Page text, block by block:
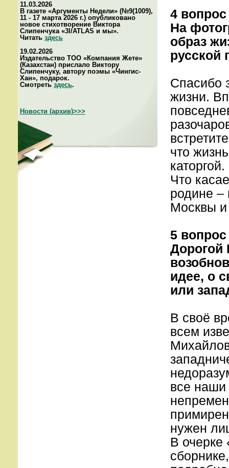
11.03.2026
В газете «Аргументы Недели» (№9(1009),
11 - 17 марта 2026 г.) опубликовано
новое стихотворение Виктора
Слипенчука «3I/ATLAS и мы».
Читать здесь
19.02.2026
Издательство ТОО «Компания Жете»
(Казахстан) прислало Виктору
Слипенчуку, автору поэмы «Чингис-
Хан», подарок.
Смотреть здесь.
Новости (архив)>>>
4 вопрос
На
образ
русской
Спасибо
жизни.
что
каторгой.
Что
родине –
Москвы и
5 вопрос
Дорогой
идее, о
или
В своё
всем
все наши
нужен
В очерке